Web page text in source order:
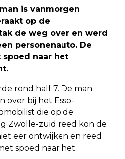
is vanmorgen
op de
de weg over en werd
personenauto. De
naar het
rond half 7. De man
over bij het Esso-
die op de
Zwolle-zuid reed kon de
eer ontwijken en reed
spoed naar het